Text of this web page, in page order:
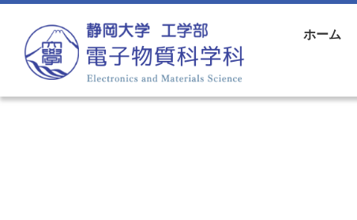
メインナビゲーション
ホーム